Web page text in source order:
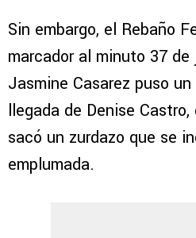
Sin embargo, el Rebaño
marcador al minuto 37 de
Jasmine Casarez puso
llegada de Denise
sacó un zurdazo que se
emplumada.